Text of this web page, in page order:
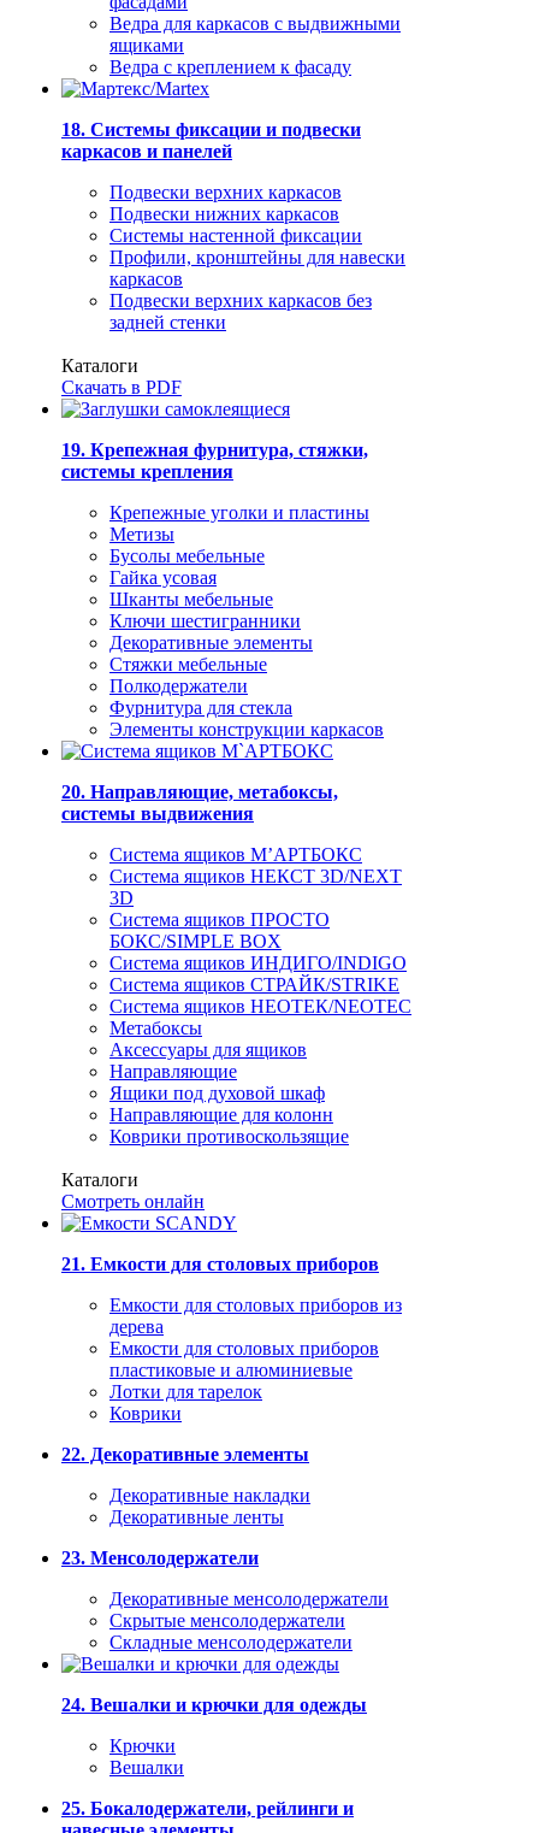
Ведра для каркасов с выдвижными
ящиками
Ведра с креплением к фасаду
18. Системы фиксации и подвески
каркасов и панелей
Подвески верхних каркасов
Подвески нижних каркасов
Системы настенной фиксации
Профили, кронштейны для навески
каркасов
Подвески верхних каркасов без
задней стенки
Каталоги
Скачать в PDF
19. Крепежная фурнитура, стяжки,
системы крепления
Крепежные уголки и пластины
Метизы
Бусолы мебельные
Гайка усовая
Шканты мебельные
Ключи шестигранники
Декоративные элементы
Стяжки мебельные
Полкодержатели
Фурнитура для стекла
Элементы конструкции каркасов
20. Направляющие, метабоксы,
системы выдвижения
Система ящиков М’АРТБОКС
Система ящиков НЕКСТ 3D/NEXT
3D
Система ящиков ПРОСТО
БОКС/SIMPLE BOX
Система ящиков ИНДИГО/INDIGO
Система ящиков СТРАЙК/STRIKE
Система ящиков НЕОТЕК/NEOTEC
Метабоксы
Аксессуары для ящиков
Направляющие
Ящики под духовой шкаф
Направляющие для колонн
Коврики противоскользящие
Каталоги
Смотреть онлайн
21. Емкости для столовых приборов
Емкости для столовых приборов из
дерева
Емкости для столовых приборов
пластиковые и алюминиевые
Лотки для тарелок
Коврики
22. Декоративные элементы
Декоративные накладки
Декоративные ленты
23. Менсолодержатели
Декоративные менсолодержатели
Скрытые менсолодержатели
Складные менсолодержатели
24. Вешалки и крючки для одежды
Крючки
Вешалки
25. Бокалодержатели, рейлинги и